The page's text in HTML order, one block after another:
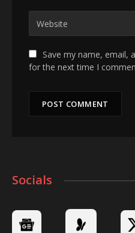
Save my name, email,
for the next time I
Socials